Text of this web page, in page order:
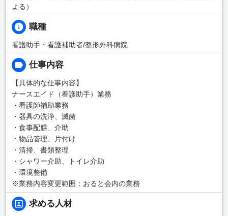
よる）
職種
看護助手・看護補助者/整形外科病院
仕事内容
【具体的な仕事内容】
ナースエイド（看護助手）業務
・看護師補助業務
・器具の洗浄、滅菌
・食事配膳、介助
・物品管理、片付け
・清掃、書類整理
・シャワー介助、トイレ介助
・環境整備
※業務内容変更範囲：おると会内の業務
求める人材